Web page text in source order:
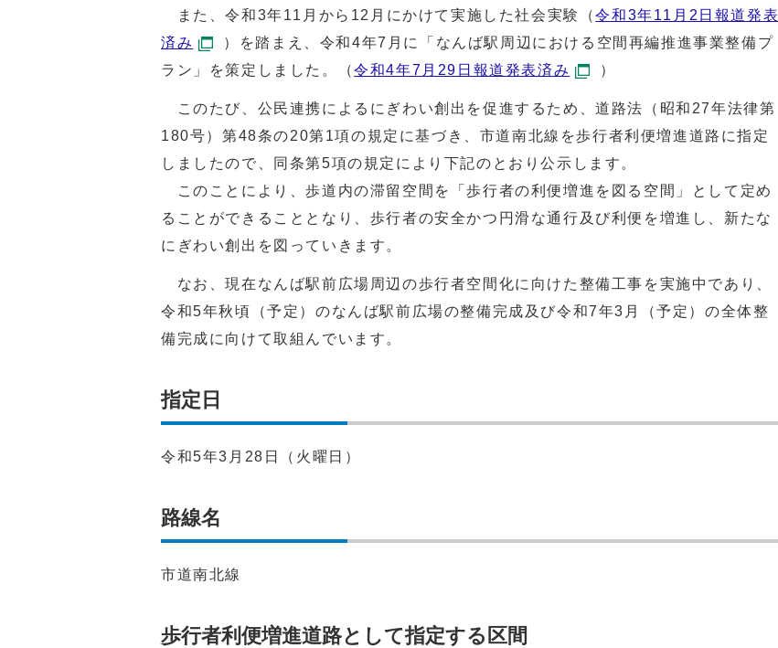
また、令和3年11月から12月にかけて実施した社会実験（令和3年11月2日報道発表
済み
）を踏まえ、令和4年7月に「なんば駅周辺における空間再編推進事業整備プ
ラン」を策定しました。（令和4年7月29日報道発表済み ）
このたび、公民連携によるにぎわい創出を促進するため、道路法（昭和27年法律第
180号）第48条の20第1項の規定に基づき、市道南北線を歩行者利便増進道路に指定
しましたので、同条第5項の規定により下記のとおり公示します。
このことにより、歩道内の滞留空間を「歩行者の利便増進を図る空間」として定め
ることができることとなり、歩行者の安全かつ円滑な通行及び利便を増進し、新たな
にぎわい創出を図っていきます。
なお、現在なんば駅前広場周辺の歩行者空間化に向けた整備工事を実施中であり、
令和5年秋頃（予定）のなんば駅前広場の整備完成及び令和7年3月（予定）の全体整
備完成に向けて取組んでいます。
指定日
令和5年3月28日（火曜日）
路線名
市道南北線
歩行者利便増進道路として指定する区間